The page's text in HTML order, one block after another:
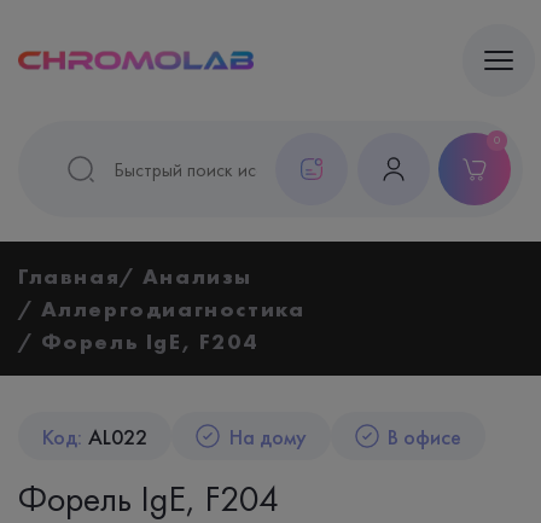
0
Главная
Анализы
Аллергодиагностика
Форель IgE, F204
Код: AL022 На дому В офисе
Форель IgE, F204